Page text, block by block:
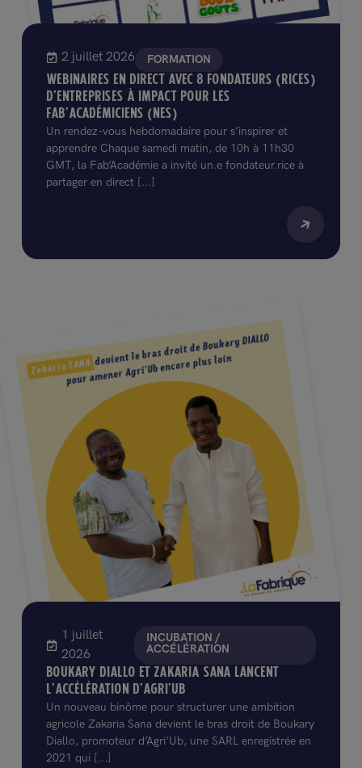
2 juillet 2026 FORMATION
WEBINAIRES EN DIRECT AVEC 8 FONDATEURS (RICES)
D’ENTREPRISES À IMPACT POUR LES
FAB’ACADÉMICIENS (NES)
Un rendez-vous hebdomadaire pour s’inspirer et
apprendre Chaque samedi matin, de 10h à 11h30
GMT, la Fab’Académie a invité un.e fondateur.rice à
partager en direct [...]
1 juillet
2026
INCUBATION /
ACCÉLÉRATION
BOUKARY DIALLO ET ZAKARIA SANA LANCENT
L’ACCÉLÉRATION D’AGRI’UB
Un nouveau binôme pour structurer une ambition
agricole Zakaria Sana devient le bras droit de Boukary
Diallo, promoteur d’Agri’Ub, une SARL enregistrée en
2021 qui [...]